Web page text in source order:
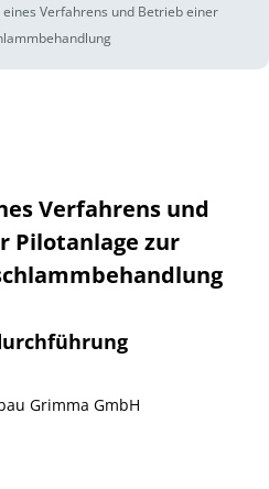
eines Verfahrens und Betrieb einer
Verfahrens und
Pilotanlage zur
Grimma GmbH